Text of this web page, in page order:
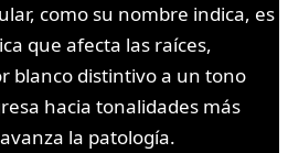
como su nombre indica, es
que afecta las raíces,
blanco distintivo a un tono
hacia tonalidades más
la patología.